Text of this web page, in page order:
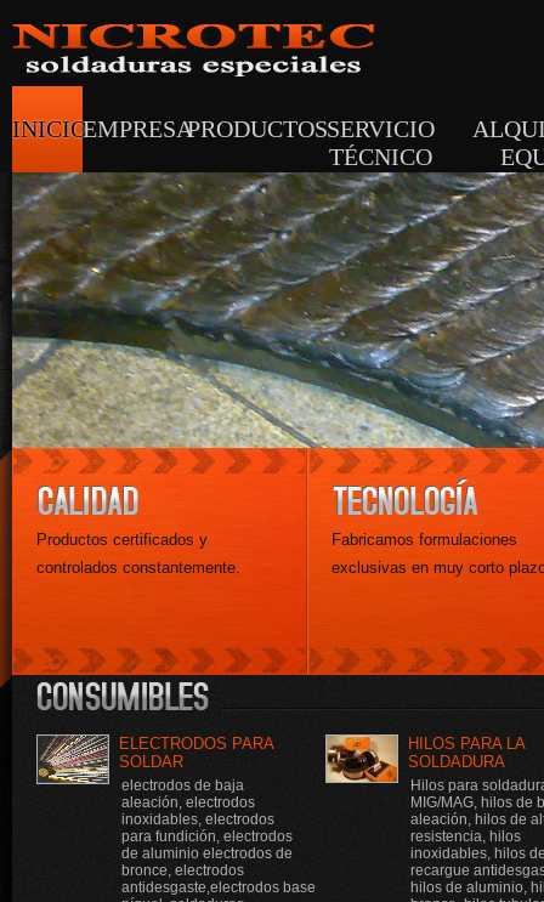
INICIOEMPRESAPRODUCTOSSERVICIO
TÉCNICO
Productos certificados y
controlados constantemente.
Fabricamos formulaciones
exclusivas en muy corto
ELECTRODOS PARA
SOLDAR
electrodos de baja
aleación, electrodos
inoxidables, electrodos
para fundición, electrodos
de aluminio electrodos de
bronce, electrodos
antidesgaste,electrodos base
HILOS PARA LA
SOLDADURA
Hilos para
MIG/MAG, hilos de
aleación, hilos de
resistencia, hilos
inoxidables, hilos
recargue
hilos de aluminio,